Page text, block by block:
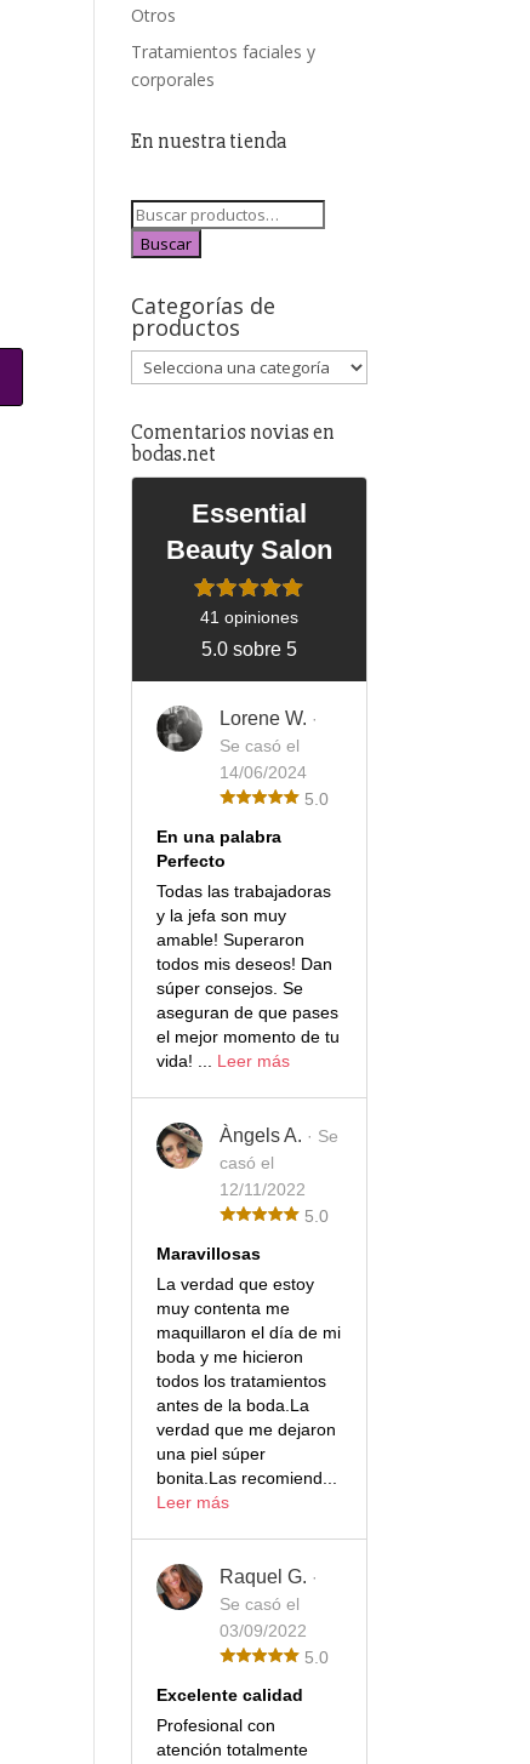
Otros
Tratamientos faciales y
corporales
En nuestra tienda
Buscar
Categorías de
productos
Comentarios novias en
bodas.net
Essential
Beauty Salon
41 opiniones
5.0 sobre 5
Lorene W. ·
Se casó el
14/06/2024
5.0
En una palabra
Perfecto
Todas las trabajadoras
y la jefa son muy
amable! Superaron
todos mis deseos! Dan
súper consejos. Se
aseguran de que pases
el mejor momento de tu
vida! ... Leer más
Àngels A. · Se
casó el
12/11/2022
5.0
Maravillosas
La verdad que estoy
muy contenta me
maquillaron el día de mi
boda y me hicieron
todos los tratamientos
antes de la boda.La
verdad que me dejaron
una piel súper
bonita.Las recomiend...
Leer más
Raquel G. ·
Se casó el
03/09/2022
5.0
Excelente calidad
Profesional con
atención totalmente